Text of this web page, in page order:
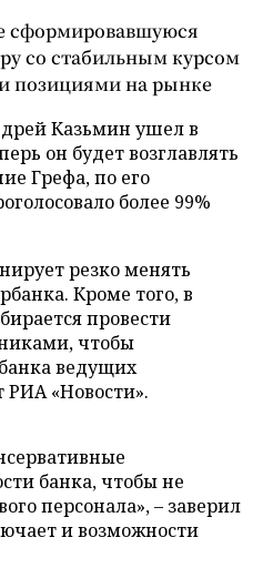
сформировавшуюся
со стабильным курсом
позициями на рынке
Казьмин ушел в
он будет возглавлять
Грефа, по его
более 99%
резко менять
Кроме того, в
провести
чтобы
ведущих
РИА «Новости».
банка, чтобы не
персонала», – заверил
и возможности